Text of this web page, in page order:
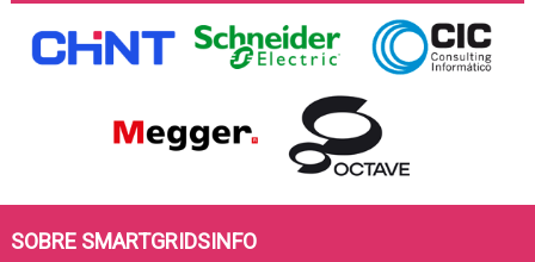
SOBRE SMARTGRIDSINFO